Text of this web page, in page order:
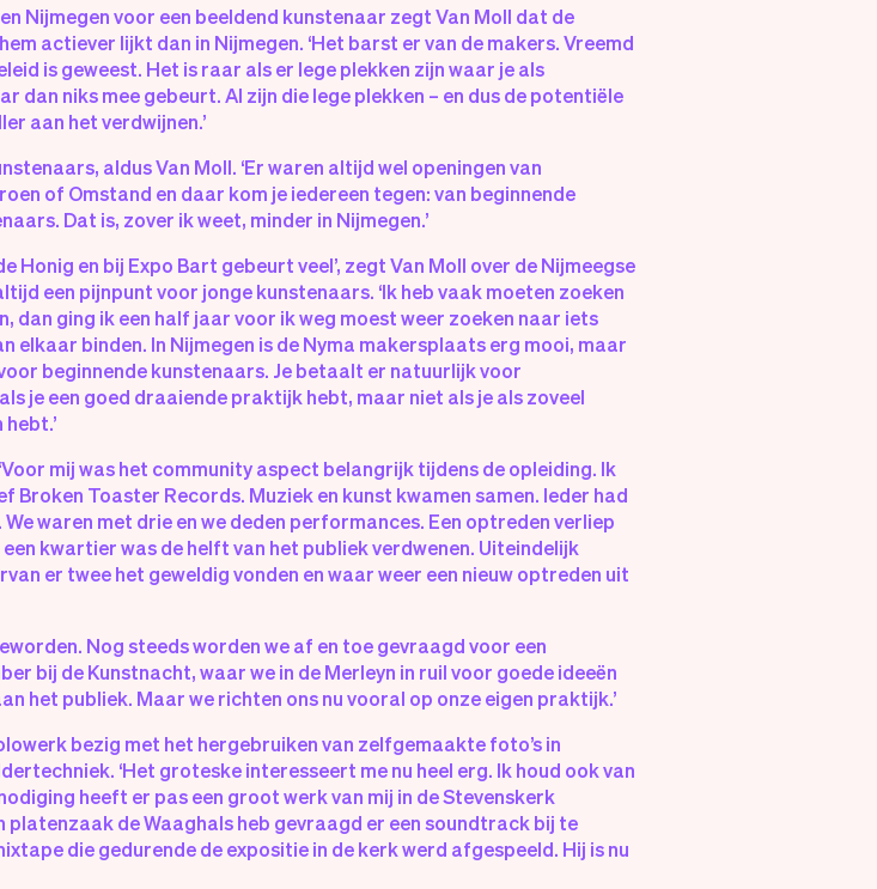
Nijmegen voor een beeldend kunstenaar zegt Van Moll dat de
actiever lijkt dan in Nijmegen. ‘Het barst er van de makers. Vreemd
is geweest. Het is raar als er lege plekken zijn waar je als
dan niks mee gebeurt. Al zijn die lege plekken – en dus de potentiële
aan het verdwijnen.’
aldus Van Moll. ‘Er waren altijd wel openingen van
of Omstand en daar kom je iedereen tegen: van beginnende
Dat is, zover ik weet, minder in Nijmegen.’
Honig en bij Expo Bart gebeurt veel’, zegt Van Moll over de Nijmeegse
een pijnpunt voor jonge kunstenaars. ‘Ik heb vaak moeten zoeken
dan ging ik een half jaar voor ik weg moest weer zoeken naar iets
elkaar binden. In Nijmegen is de Nyma makersplaats erg mooi, maar
beginnende kunstenaars. Je betaalt er natuurlijk voor
je een goed draaiende praktijk hebt, maar niet als je als zoveel
mij was het community aspect belangrijk tijdens de opleiding. Ik
Toaster Records. Muziek en kunst kwamen samen. Ieder had
waren met drie en we deden performances. Een optreden verliep
kwartier was de helft van het publiek verdwenen. Uiteindelijk
er twee het geweldig vonden en waar weer een nieuw optreden uit
Nog steeds worden we af en toe gevraagd voor een
bij de Kunstnacht, waar we in de Merleyn in ruil voor goede ideeën
het publiek. Maar we richten ons nu vooral op onze eigen praktijk.’
bezig met het hergebruiken van zelfgemaakte foto’s in
‘Het groteske interesseert me nu heel erg. Ik houd ook van
heeft er pas een groot werk van mij in de Stevenskerk
platenzaak de Waaghals heb gevraagd er een soundtrack bij te
die gedurende de expositie in de kerk werd afgespeeld. Hij is nu